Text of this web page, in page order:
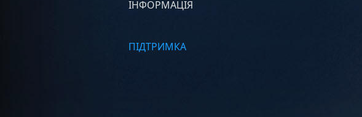
ІНФОРМАЦІЯ
ПІДТРИМКА